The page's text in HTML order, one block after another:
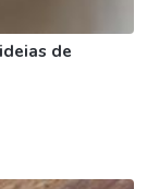
de